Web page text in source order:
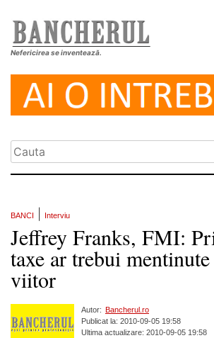
Nefericirea se inventează.
BANCI Interviu
Jeffrey Franks, FMI:
taxe ar trebui
viitor
Autor: Bancherul.ro
Publicat la: 2010-09-05 19:58
Ultima actualizare: 2010-09-05 19:58